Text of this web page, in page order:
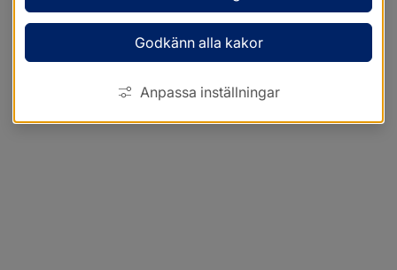
Godkänn alla kakor
Anpassa inställningar